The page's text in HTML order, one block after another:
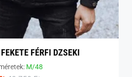
FÉRFI DZSEKI
M/48